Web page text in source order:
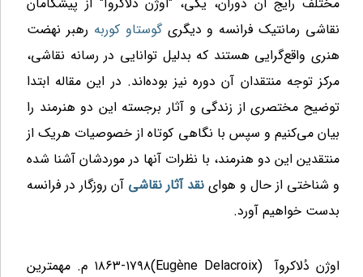
نقاشی رمانتیک فرانسه و دیگریگوستاو کوربه رهبر نهضت
هنری واقع‌گرایی هستند که بدلیل توانایی در رسانه نقاشی،
مرکز توجه منتقدان آن دوره نیز بوده‌اند. در این مقاله ابتدا
توضیح مختصری از زندگی و آثار برجسته این دو هنرمند را
بیان می‌کنیم و سپس با نگاهی کوتاه از خصوصیات هریک از
منتقدین این دو هنرمند، با نظرات آنها در موردشان آشنا شده
و شناختی از حال و هوای نقد آثار نقاشی آن روزگار در فرانسه
بدست خواهیم آورد.
اوژن دُلاکروآ (Eugène Delacroix)
۱۷۹۸-۱۸۶۳ م. مهمترین